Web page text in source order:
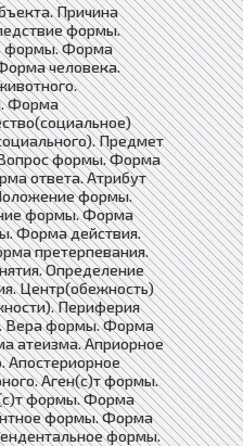
Причина
формы.
формы. Форма
человека.
Форма
Предмет
формы. Форма
ответа. Атрибут
формы.
формы. Форма
Форма действия.
претерпевания.
Определение
Центр(обежность)
Периферия
Вера формы. Форма
атеизма. Априорное
Аген(с)т формы.
формы. Форма
формы. Форма
формы.